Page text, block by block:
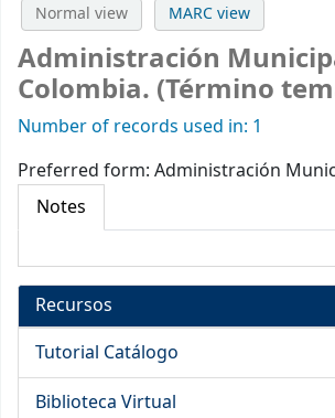
Recursos
Tutorial Catálogo
Biblioteca Virtual
Normal view MARC view
Administración
Colombia. (Término
Number of records used in: 1
Preferred form: Administración
Notes